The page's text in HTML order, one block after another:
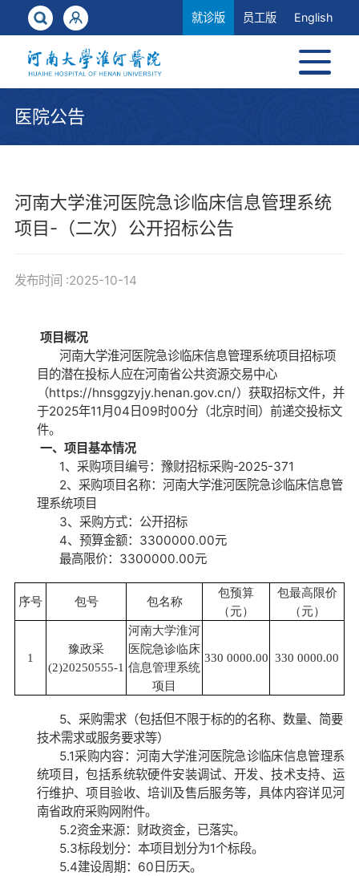
就诊版 员工版 English
医院公告
河南大学淮河医院急诊临床信息管理系统
项目-（二次）公开招标公告
发布时间 :2025-10-14
项目概况
河南大学淮河医院急诊临床信息管理系统项目招标项
目的潜在投标人应在河南省公共资源交易中心
（https://hnsggzyjy.henan.gov.cn/）获取招标文件，并
于2025年11 月 04 日 09时00分（北京时间）前递交投标文
件。
一、项目基本情况
1、采购项目编号：豫财招标采购-2025-371
2、采购项目名称：河南大学淮河医院急诊临床信息管
理系统项目
3、采购方式：公开招标
4、预算金额：3300000.00元
最高限价： 3300000.00元
序号 包号 包名称
包预算
（元）
包最高限价
（元）
1
豫政采
(2)20250555-1
河南大学淮河
医院急诊临床
信息管理系统
项目
330 0000.00 330 0000.00
5、采购需求（包括但不限于标的的名称、数量、简要
技术需求或服务要求等）
5.1采购内容：河南大学淮河医院急诊临床信息管理系
统项目，包括系统软硬件安装调试、开发、技术支持、运
行维护、项目验收、培训及售后服务等，具体内容详见河
南省政府采购网附件。
5.2资金来源：财政资金，已落实。
5.3标段划分：本项目划分为1个标段。
5.4建设周期： 60 日历天。